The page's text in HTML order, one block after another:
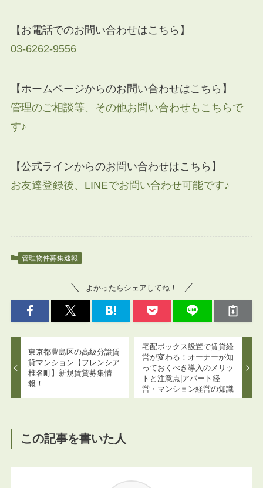
【お電話でのお問い合わせはこちら】
03-6262-9556
【ホームページからのお問い合わせはこちら】
管理のご相談等、その他お問い合わせもこちらで
す♪
【公式ラインからのお問い合わせはこちら】
お友達登録後、LINEでお問い合わせ可能です♪
管理物件募集速報
よかったらシェアしてね！
東京都豊島区の高級分譲賃
貸マンション【フレンシア
椎名町】新規賃貸募集情
報！
宅配ボックス設置で賃貸経
営が変わる！オーナーが知
っておくべき導入のメリッ
トと注意点|アパート経
営・マンション経営の知識
この記事を書いた人